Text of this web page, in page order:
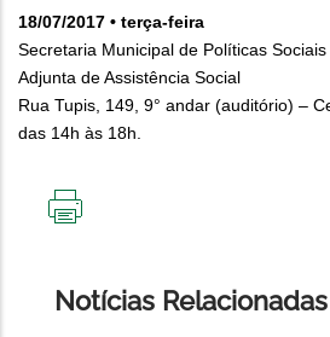
18/07/2017 • terça-feira
Secretaria Municipal de Políticas
Adjunta de Assistência Social
Rua Tupis, 149, 9° andar (auditório) –
das 14h às 18h.
Notícias Relacionadas